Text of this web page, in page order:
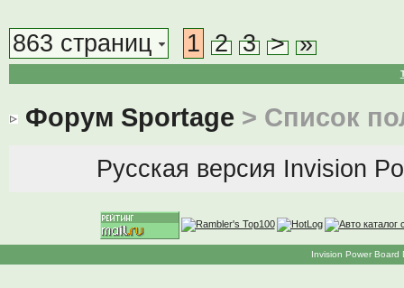
863 страниц 1 2 3 > »
Форум Sportage > Список
Русская версия Invision
Invision Power